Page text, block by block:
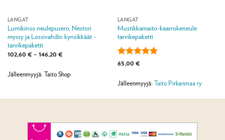
LANGAT
Lumikinos neulepusero, Nestori
myssy ja Lossivahdin kynsikkäät -
tarvikepaketti
102,60 € – 146,20 €Hintaluokka:
146,20 €
Jälleenmyyjä: Taito Shop
LANGAT
Mustikkamaito-kaarrokeneule
tarvikepaketti
Arvostelu
/ 5
65,00 €
Jälleenmyyjä: Taito Pirkanmaa ry